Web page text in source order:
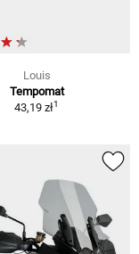
Louis
Tempomat
43,19 zł1